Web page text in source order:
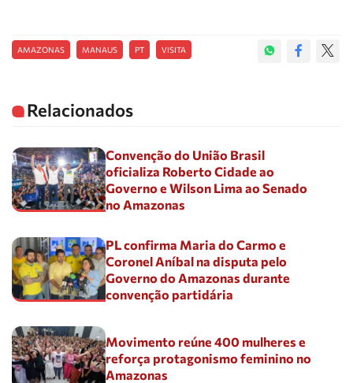
AMAZONAS MANAUS PT VISITA
Relacionados
Convenção do União Brasil
oficializa Roberto Cidade ao
Governo e Wilson Lima ao Senado
no Amazonas
PL confirma Maria do Carmo e
Coronel Aníbal na disputa pelo
Governo do Amazonas durante
convenção partidária
Movimento reúne 400 mulheres e
reforça protagonismo feminino no
Amazonas